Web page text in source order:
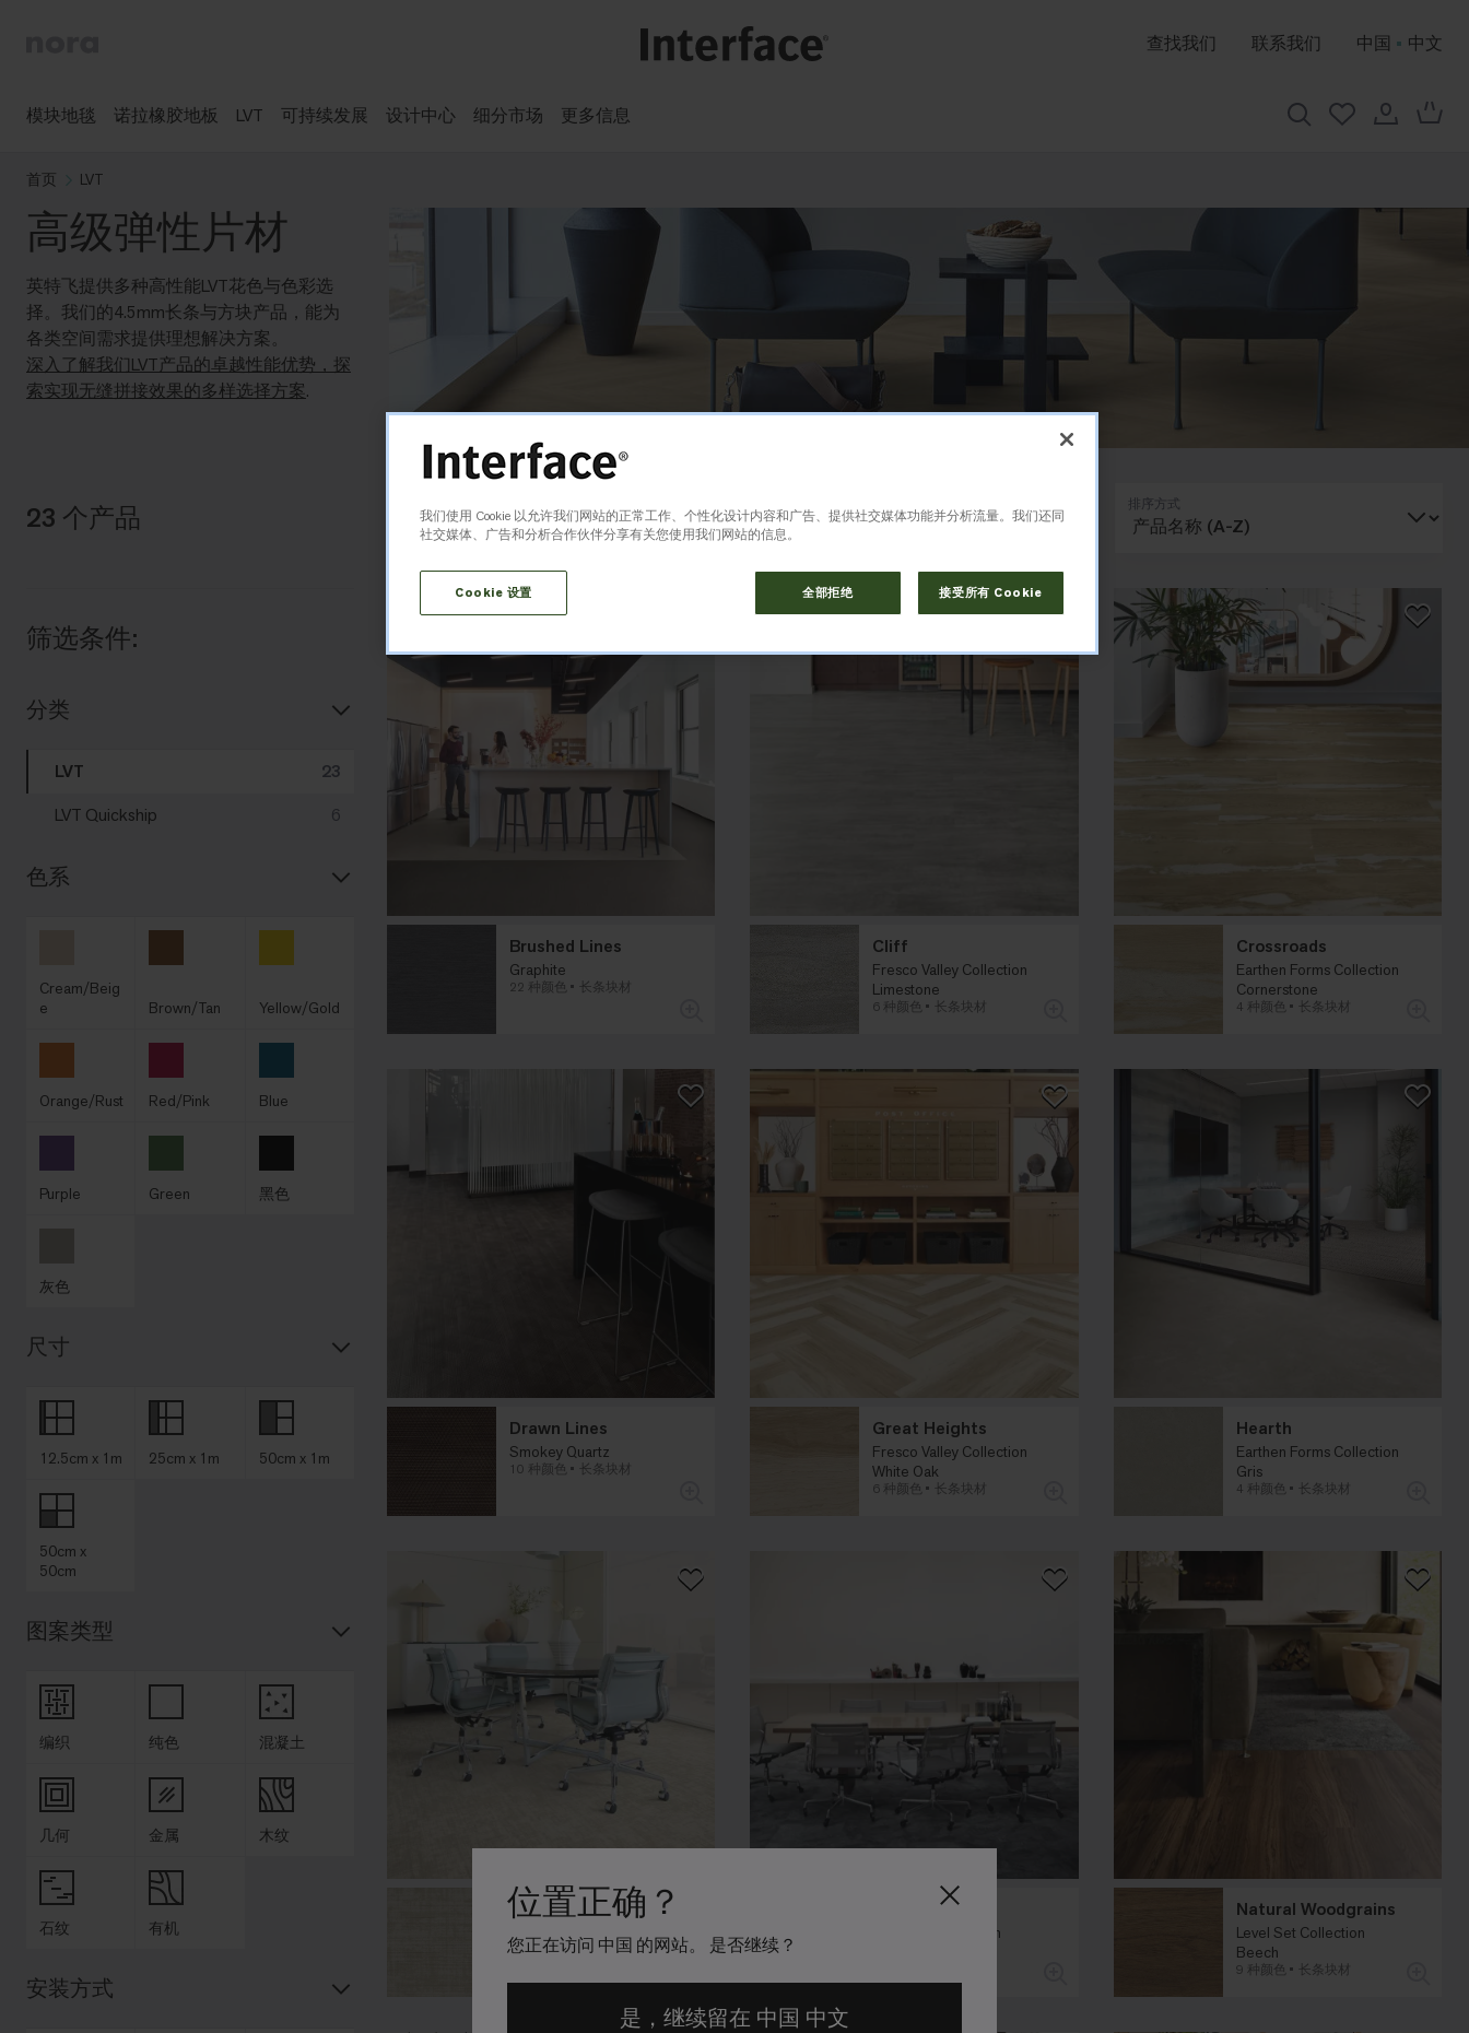
位置正确？
您正在访问 中国 的网站。 是否继续？
是，继续留在 中国 中文
查找我们 联系我们 中国 中文
模块地毯 诺拉橡胶地板 LVT 可持续发展 设计中心 细分市场 更多信息
首页 LVT
高级弹性片材
英特飞提供多种高性能LVT花色与色彩选
择。我们的4.5mm长条与方块产品，能为
各类空间需求提供理想解决方案。
深入了解我们LVT产品的卓越性能优势，探
索实现无缝拼接效果的多样选择方案.
23 个产品 房间视图 网格视图
排序方式
筛选条件:
分类
LVT
23
LVT Quickship
6
色系
Cream/Beig
e
Brown/Tan Yellow/Gold
Orange/Rust Red/Pink Blue
Purple Green 黑色
灰色
尺寸
12.5cm x 1m 25cm x 1m 50cm x 1m
50cm x
50cm
图案类型
编织 纯色 混凝土
几何 金属 木纹
石纹 有机
安装方式
Brushed Lines
Graphite
22 种颜色 长条块材
Cliff
Fresco Valley Collection
Limestone
6 种颜色 长条块材
Crossroads
Earthen Forms Collection
Cornerstone
4 种颜色 长条块材
Drawn Lines
Smokey Quartz
10 种颜色 长条块材
Great Heights
Fresco Valley Collection
White Oak
6 种颜色 长条块材
Hearth
Earthen Forms Collection
Gris
4 种颜色 长条块材
Heirloom
Lasting Impressions
Collection
Canvas
Natural Stones
Level Set Collection
Natural Woodgrains
Level Set Collection
Beech
9 种颜色 长条块材
我们使用 Cookie 以允许我们网站的正常工作、个性化设计内容和广告、提供社交媒体功能并分析流量。我们还同
社交媒体、广告和分析合作伙伴分享有关您使用我们网站的信息。
Cookie 设置 全部拒绝 接受所有 Cookie